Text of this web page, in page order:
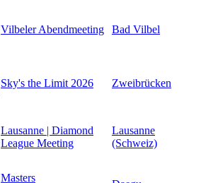
Vilbeler Abendmeeting Bad Vilbel
Sky's the Limit 2026 Zweibrücken
Lausanne | Diamond
League Meeting
Lausanne
(Schweiz)
Masters